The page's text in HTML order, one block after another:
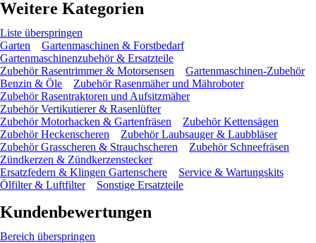
Weitere Kategorien
Liste überspringen
Garten
Gartenmaschinen & Forstbedarf
Gartenmaschinenzubehör & Ersatzteile
Zubehör Rasentrimmer & Motorsensen
Gartenmaschinen-Zubehör
Benzin & Öle
Zubehör Rasenmäher und Mähroboter
Zubehör Rasentraktoren und Aufsitzmäher
Zubehör Vertikutierer & Rasenlüfter
Zubehör Motorhacken & Gartenfräsen
Zubehör Kettensägen
Zubehör Heckenscheren
Zubehör Laubsauger & Laubbläser
Zubehör Grasscheren & Strauchscheren
Zubehör Schneefräsen
Zündkerzen & Zündkerzenstecker
Ersatzfedern & Klingen Gartenschere
Service & Wartungskits
Ölfilter & Luftfilter
Sonstige Ersatzteile
Kundenbewertungen
Bereich überspringen